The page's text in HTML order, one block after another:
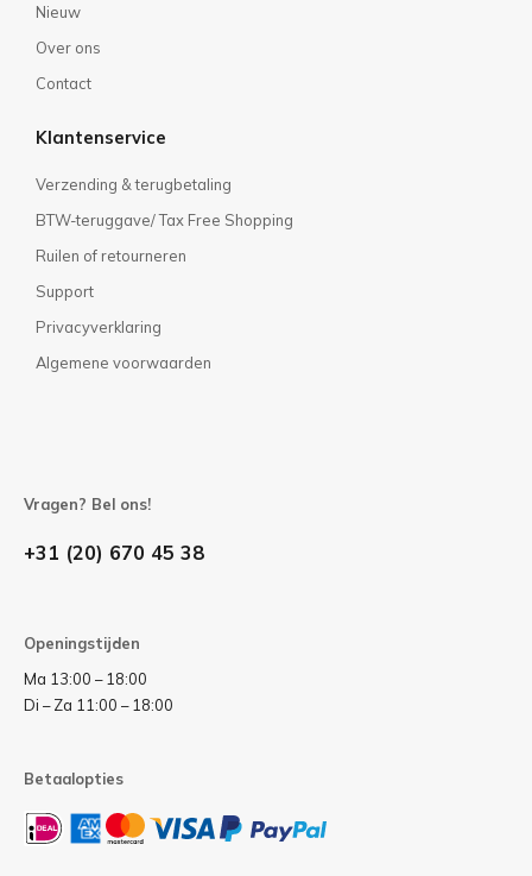
Nieuw
Over ons
Contact
Klantenservice
Verzending & terugbetaling
BTW-teruggave/ Tax Free Shopping
Ruilen of retourneren
Support
Privacyverklaring
Algemene voorwaarden
Vragen? Bel ons!
+31 (20) 670 45 38
Openingstijden
Ma 13:00 – 18:00
Di – Za 11:00 – 18:00
Betaalopties